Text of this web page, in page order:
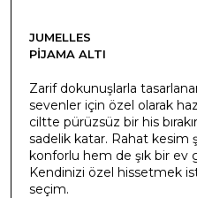
JUMELLES
PIJAMA ALTI
Zarif dokunuşlarla
sevenler için özel olarak
ciltte pürüzsüz bir his
sadelik katar. Rahat kesim
konforlu hem de şık bir ev
Kendinizi özel hissetmek
seçim.